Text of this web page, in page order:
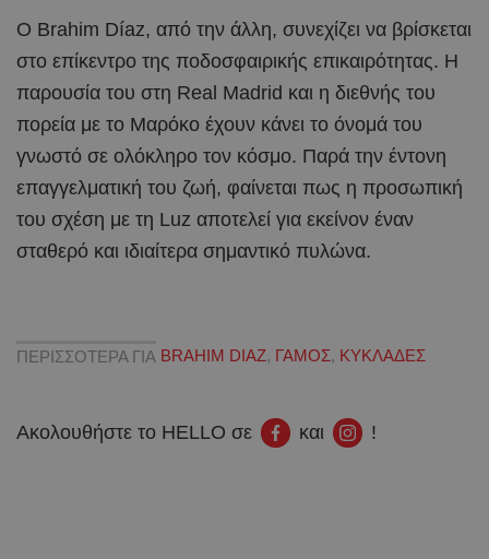
Ο Brahim Díaz, από την άλλη, συνεχίζει να βρίσκεται
στο επίκεντρο της ποδοσφαιρικής επικαιρότητας. Η
παρουσία του στη Real Madrid και η διεθνής του
πορεία με το Μαρόκο έχουν κάνει το όνομά του
γνωστό σε ολόκληρο τον κόσμο. Παρά την έντονη
επαγγελματική του ζωή, φαίνεται πως η προσωπική
του σχέση με τη Luz αποτελεί για εκείνον έναν
σταθερό και ιδιαίτερα σημαντικό πυλώνα.
ΠΕΡΙΣΣΟΤΕΡΑ ΓΙΑ BRAHIM DIAZ, ΓΑΜΟΣ, ΚΥΚΛΑΔΕΣ
Ακολουθήστε το HELLO σε και !